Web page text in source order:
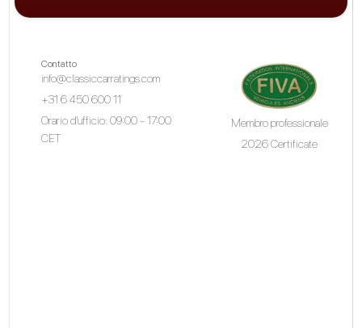
Contatto
info@classiccarratings.com
+31 6 450 600 11
Orario d'ufficio: 09:00 - 17:00
CET
Membro professionale
2026 Certificate